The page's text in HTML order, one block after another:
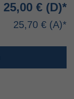
25,00 €
25,70 €